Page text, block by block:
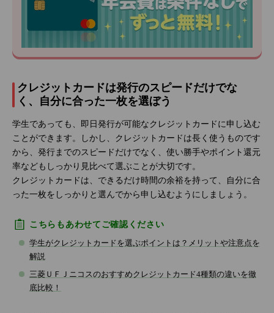
クレジットカードは発行のスピードだけでな
く、自分に合った一枚を選ぼう
学生であっても、即日発行が可能なクレジットカードに申し込む
ことができます。しかし、クレジットカードは長く使うものです
から、発行までのスピードだけでなく、使い勝手やポイント還元
率などもしっかり見比べて選ぶことが大切です。
クレジットカードは、できるだけ時間の余裕を持って、自分に合
った一枚をしっかりと選んでから申し込むようにしましょう。
こちらもあわせてご確認ください
学生がクレジットカードを選ぶポイントは？メリットや注意点を
解説
三菱ＵＦＪニコスのおすすめクレジットカード4種類の違いを徹
底比較！